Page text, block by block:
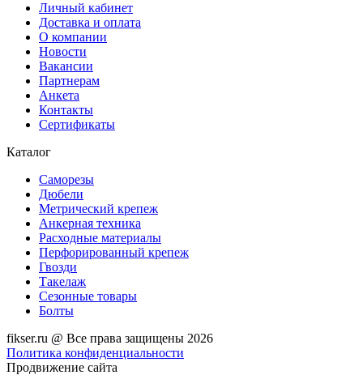
Личный кабинет
Доставка и оплата
О компании
Новости
Вакансии
Партнерам
Анкета
Контакты
Сертификаты
Каталог
Саморезы
Дюбели
Метрический крепеж
Анкерная техника
Расходные материалы
Перфорированный крепеж
Гвозди
Такелаж
Сезонные товары
Болты
fikser.ru @ Все права защищены 2026
Политика конфиденциальности
Продвижение сайта